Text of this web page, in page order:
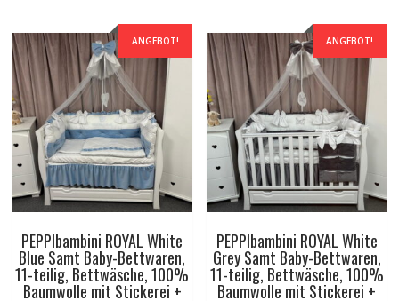
ANGEBOT!
PEPPIbambini ROYAL White
Blue Samt Baby-Bettwaren,
11-teilig, Bettwäsche, 100%
Baumwolle mit Stickerei +
ANGEBOT!
PEPPIbambini ROYAL White
Grey Samt Baby-Bettwaren,
11-teilig, Bettwäsche, 100%
Baumwolle mit Stickerei +